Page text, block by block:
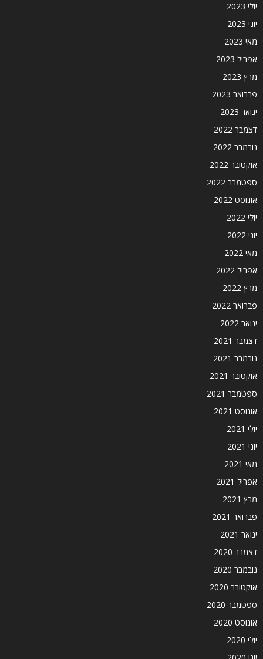
יולי 2023
יוני 2023
מאי 2023
אפריל 2023
מרץ 2023
פברואר 2023
ינואר 2023
דצמבר 2022
נובמבר 2022
אוקטובר 2022
ספטמבר 2022
אוגוסט 2022
יולי 2022
יוני 2022
מאי 2022
אפריל 2022
מרץ 2022
פברואר 2022
ינואר 2022
דצמבר 2021
נובמבר 2021
אוקטובר 2021
ספטמבר 2021
אוגוסט 2021
יולי 2021
יוני 2021
מאי 2021
אפריל 2021
מרץ 2021
פברואר 2021
ינואר 2021
דצמבר 2020
נובמבר 2020
אוקטובר 2020
ספטמבר 2020
אוגוסט 2020
יולי 2020